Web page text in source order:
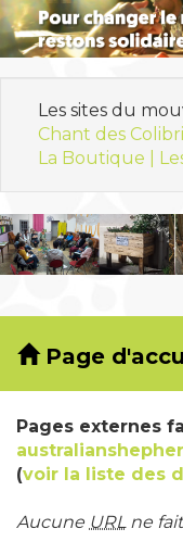
Les sites du
Chant des
La Boutique |
Page
Pages externes
(voir la liste des
Aucune URLne